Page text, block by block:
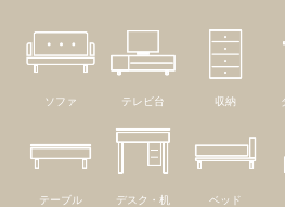
ソファ テレビ台 収納
テーブル デスク・机 ベッド